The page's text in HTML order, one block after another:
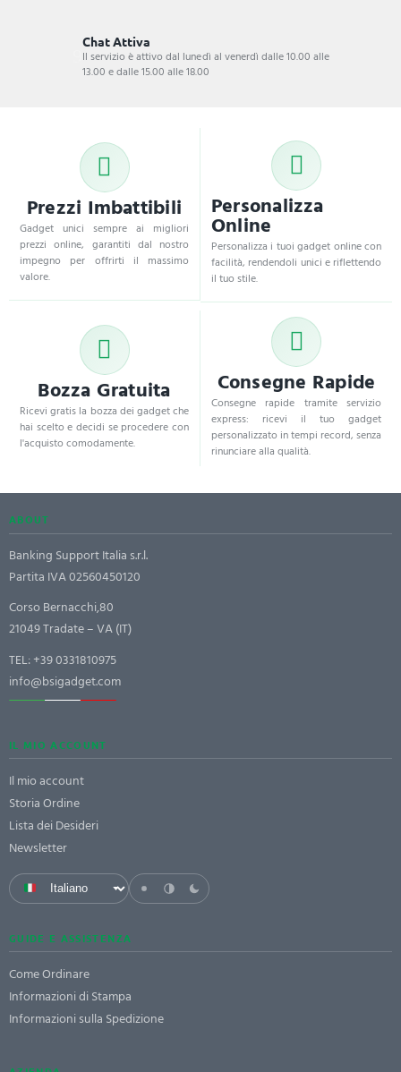
Chat Attiva
Il servizio è attivo dal lunedì al venerdì dalle 10.00 alle
13.00 e dalle 15.00 alle 18.00
Prezzi Imbattibili
Gadget unici sempre ai migliori
prezzi online, garantiti dal nostro
impegno per offrirti il massimo
valore.
Personalizza
Online
Personalizza i tuoi gadget online con
facilità, rendendoli unici e riflettendo
il tuo stile.
Bozza Gratuita
Ricevi gratis la bozza dei gadget che
hai scelto e decidi se procedere con
l'acquisto comodamente.
Consegne Rapide
Consegne rapide tramite servizio
express: ricevi il tuo gadget
personalizzato in tempi record, senza
rinunciare alla qualità.
ABOUT
Banking Support Italia s.r.l.
Partita IVA 02560450120
Corso Bernacchi,80
21049 Tradate – VA (IT)
TEL:+39 0331810975
info@bsigadget.com
IL MIO ACCOUNT
Il mio account
Storia Ordine
Lista dei Desideri
Newsletter
GUIDE E ASSISTENZA
Come Ordinare
Informazioni di Stampa
Informazioni sulla Spedizione